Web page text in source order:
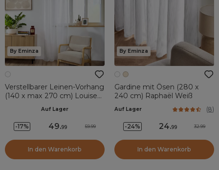
By Eminza
Verstellbarer Leinen-Vorhang
(140 x max 270 cm) Louise
Auf Lager
-17% 49.99 59.99
In den Warenkorb
By Eminza
Gardine mit Ösen (280 x
240 cm) Raphaël Weiß
Auf Lager (8)
-24% 24.99 32.99
In den Warenkorb